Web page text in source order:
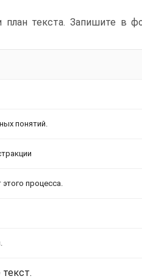
текста. Запишите в
понятий.
процесса.